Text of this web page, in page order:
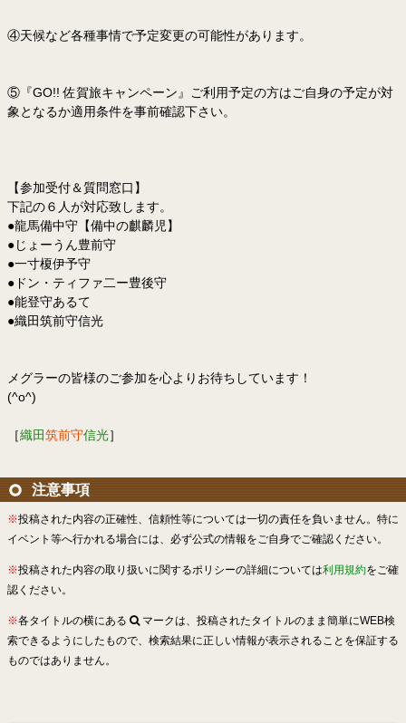
④天候など各種事情で予定変更の可能性があります。
⑤『GO!! 佐賀旅キャンペーン』ご利用予定の方はご自身の予定が対
象となるか適用条件を事前確認下さい。
【参加受付＆質問窓口】
下記の６人が対応致します。
●龍馬備中守【備中の麒麟児】
●じょーうん豊前守
●一寸榎伊予守
●ドン・ティファ二ー豊後守
●能登守あるて
●織田筑前守信光
メグラーの皆様のご参加を心よりお待ちしています！
(^o^)
［織田筑前守信光］
注意事項
※投稿された内容の正確性、信頼性等については一切の責任を負いません。特に
イベント等へ行かれる場合には、必ず公式の情報をご自身でご確認ください。
※投稿された内容の取り扱いに関するポリシーの詳細については利用規約をご確
認ください。
※各タイトルの横にある
マークは、投稿されたタイトルのまま簡単にWEB検
索できるようにしたもので、検索結果に正しい情報が表示されることを保証する
ものではありません。